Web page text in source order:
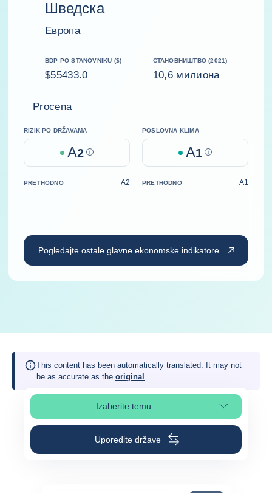
Шведска
Европа
BDP PO STANOVNIKU ($)
$55433.0
СТАНОВНИШТВО (2021)
10,6 милиона
Procena
RIZIK PO DRŽAVAMA
A2 Help
POSLOVNA KLIMA
A1 Help
PRETHODNO A2 PRETHODNO A1
Pogledajte ostale glavne ekonomske indikatore
This content has been automatically translated. It may not
be as accurate as the original .
Izaberite temuIzaberite poglavlje stranice
Uporedite države